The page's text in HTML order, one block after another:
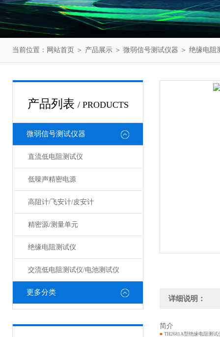
当前位置： 网站首页 ＞ 产品展示 ＞ 微弱信号测试仪器 ＞ 绝缘电阻
产品列表 / PRODUCTS
微弱信号测试仪器
直流低电阻测试仪
低噪声精密电源
高阻计/飞安计/皮安计
精密源/测量单元
绝缘电阻测试仪
交流低电阻测试仪/电池测试仪
更多分类
详细说明：
简介
■ TH2681A型绝缘电阻测